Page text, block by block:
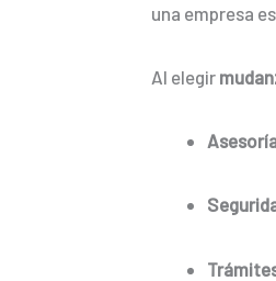
una empresa
Al elegir